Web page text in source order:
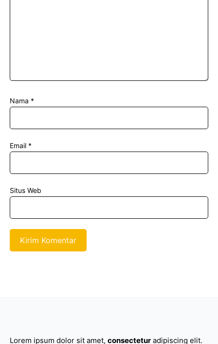
Nama *
Email *
Situs Web
Lorem ipsum dolor sit amet, consectetur adipiscing elit.